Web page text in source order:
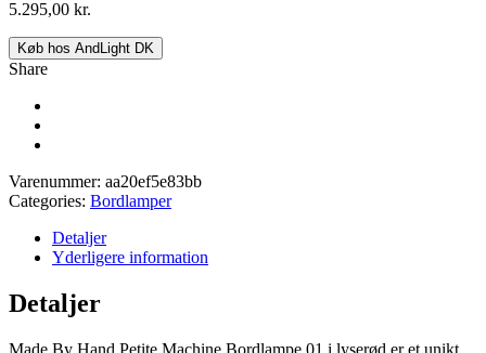
5.295,00 kr.
Køb hos AndLight DK
Share
Varenummer: aa20ef5e83bb
Categories: Bordlamper
Detaljer
Yderligere information
Detaljer
Made By Hand Petite Machine Bordlampe 01 i lyserød er et unikt